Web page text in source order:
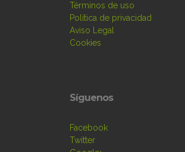
Términos de uso
Política de privacidad
Aviso Legal
Cookies
Síguenos
Facebook
Twitter